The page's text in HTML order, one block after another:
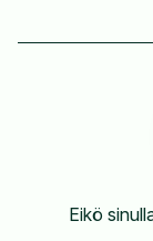
Eikö